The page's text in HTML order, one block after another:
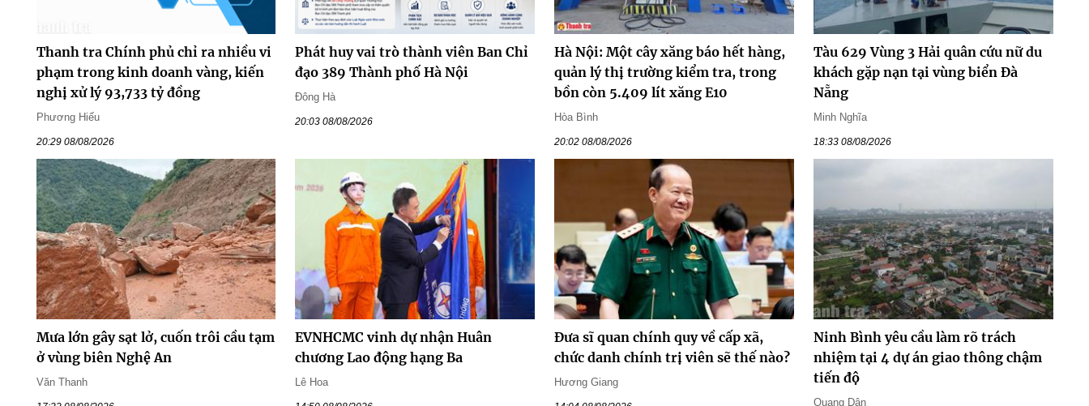
Thanh tra Chính phủ chỉ ra nhiều vi
phạm trong kinh doanh vàng, kiến
nghị xử lý 93,733 tỷ đồng
Phương Hiếu
20:29 08/08/2026
Phát huy vai trò thành viên Ban Chỉ
đạo 389 Thành phố Hà Nội
Đông Hà
20:03 08/08/2026
Hà Nội: Một cây xăng báo hết hàng,
quản lý thị trường kiểm tra, trong
bồn còn 5.409 lít xăng E10
Hòa Bình
20:02 08/08/2026
Tàu 629 Vùng 3 Hải quân cứu nữ du
khách gặp nạn tại vùng biển Đà
Nẵng
Minh Nghĩa
18:33 08/08/2026
Mưa lớn gây sạt lở, cuốn trôi cầu tạm
ở vùng biên Nghệ An
Văn Thanh
EVNHCMC vinh dự nhận Huân
chương Lao động hạng Ba
Lê Hoa
Đưa sĩ quan chính quy về cấp xã,
chức danh chính trị viên sẽ thế nào?
Hương Giang
Ninh Bình yêu cầu làm rõ trách
nhiệm tại 4 dự án giao thông chậm
tiến độ
Quang Dân